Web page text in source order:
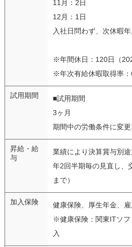
11月：2日
12月：1日
入社日問わず、次休暇
※年間休日：120日（
※年次有給休暇取得率：
試用期間
■試用期間
3ヶ月
期間中の労働条件に変更
昇給・給
与
業績により決算賞与別
年2回半期毎の見直し、
まで）
加入保険
健康保険、厚生年金、
※健康保険：関東ITソフ
入